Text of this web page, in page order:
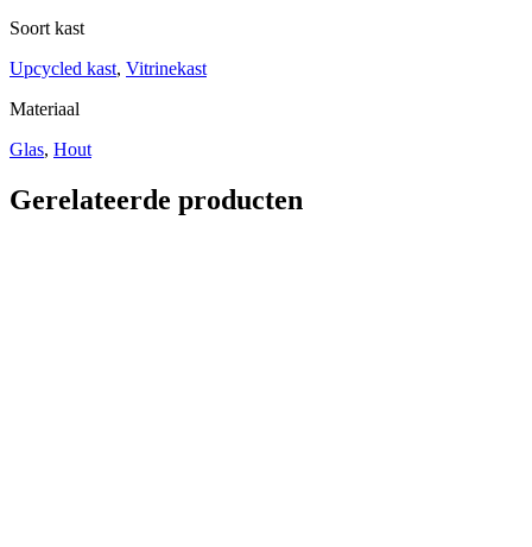
Soort kast
Upcycled kast, Vitrinekast
Materiaal
Glas, Hout
Gerelateerde producten